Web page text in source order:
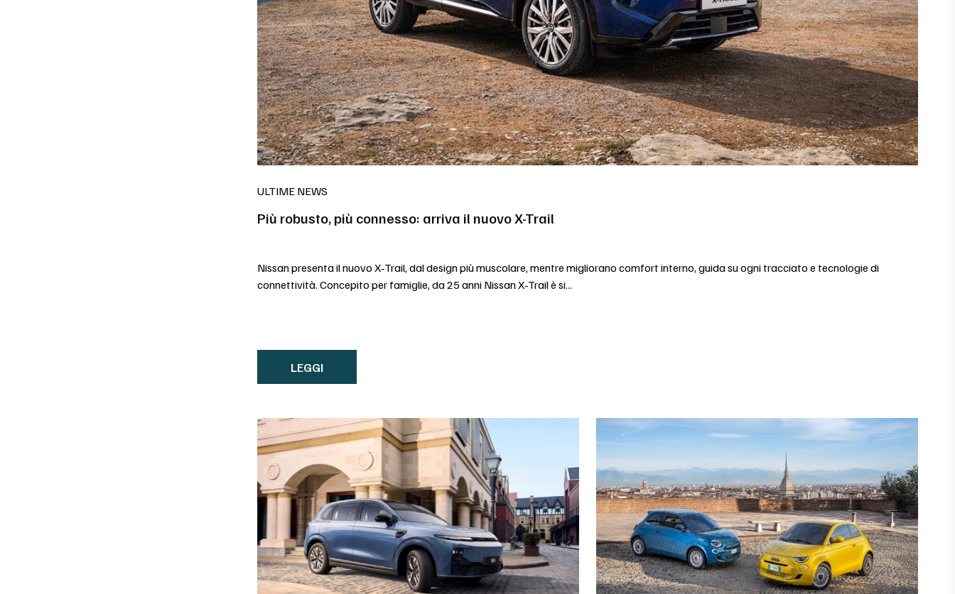
ULTIME NEWS
Più robusto, più connesso: arriva il nuovo X-Trail
Nissan presenta il nuovo X‑Trail, dal design più muscolare, mentre migliorano comfort interno, guida su ogni tracciato e tecnologie di
connettività. Concepito per famiglie, da 25 anni Nissan X‑Trail è si...
LEGGI